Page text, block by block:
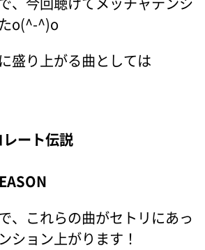
o(^-^)o
盛り上がる曲としては
ート伝説
、これらの曲がセトリにあっ
ション上がります！